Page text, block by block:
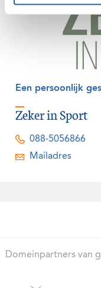
Een persoonlijk
Zeker in Sport
088-5056866
Mailadres
Domeinpartners van